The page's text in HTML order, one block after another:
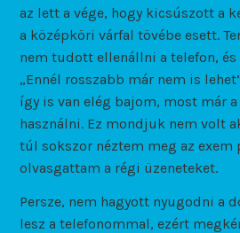
az lett a vége, hogy kicsúszott a
a középköri várfal tövébe esett.
nem tudott ellenállni a telefon,
„Ennél rosszabb már nem is
így is van elég bajom, most már
használni. Ez mondjuk nem volt
túl sokszor néztem meg az exem
olvasgattam a régi üzeneteket.
Persze, nem hagyott nyugodni a
lesz a telefonommal, ezért